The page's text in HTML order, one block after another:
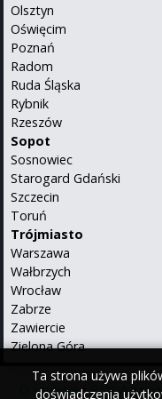
Ta strona używa
doświadczenia
Olsztyn
Oświęcim
Poznań
Radom
Ruda Śląska
Rybnik
Rzeszów
Sopot
Sosnowiec
Starogard Gdański
Szczecin
Toruń
Trójmiasto
Warszawa
Wałbrzych
Wrocław
Zabrze
Zawiercie
Zielona Góra
O serwisie•Polityka